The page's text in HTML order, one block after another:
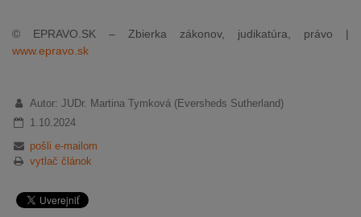
© EPRAVO.SK – Zbierka zákonov, judikatúra, právo |
www.epravo.sk
Autor: JUDr. Martina Tymková (Eversheds Sutherland)
1.10.2024
pošli e-mailom
vytlač článok